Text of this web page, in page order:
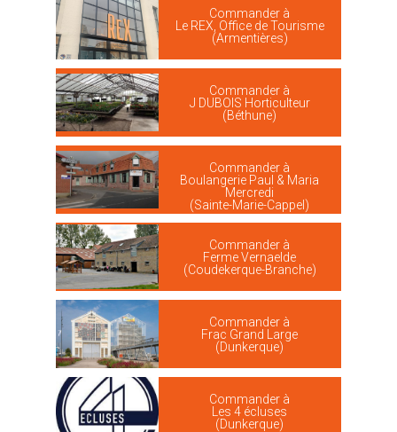
Commander à
Le REX, Office de Tourisme
(Armentières)
Commander à
J DUBOIS Horticulteur
(Béthune)
Commander à
Boulangerie Paul & Maria
Mercredi
(Sainte-Marie-Cappel)
Commander à
Ferme Vernaelde
(Coudekerque-Branche)
Commander à
Frac Grand Large
(Dunkerque)
Commander à
Les 4 écluses
(Dunkerque)